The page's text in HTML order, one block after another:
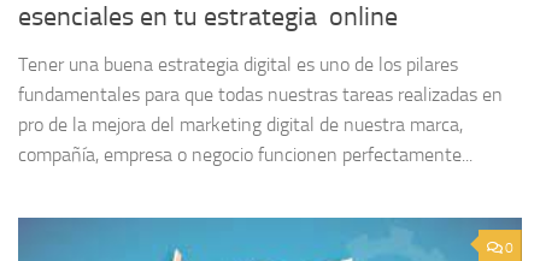
esenciales en tu estrategia online
Tener una buena estrategia digital es uno de los pilares
fundamentales para que todas nuestras tareas realizadas en
pro de la mejora del marketing digital de nuestra marca,
compañía, empresa o negocio funcionen perfectamente...
0